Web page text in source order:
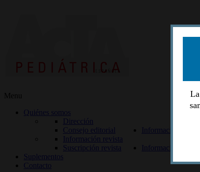
Menu
Quiénes somos
Dirección
Consejo editorial
Información
Información revista
Suscripción revista
Información autores
Suplementos
Contacto